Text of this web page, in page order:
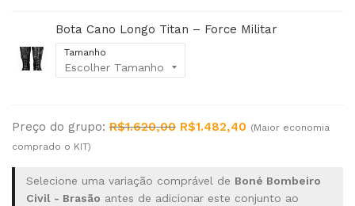
Bota Cano Longo Titan – Force Militar
Tamanho
Preço do grupo: R$1.620,00 R$1.482,40 (Maior economia
comprado o KIT)
Selecione uma variação comprável de Boné Bombeiro
Civil - Brasão antes de adicionar este conjunto ao